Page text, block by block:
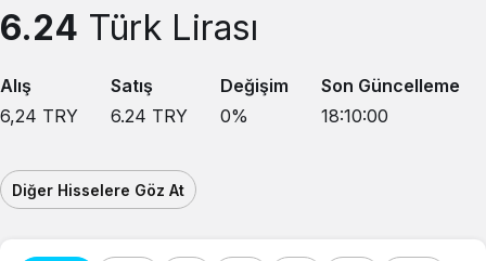
6.24 Türk Lirası
Alış
6,24 TRY
Satış
6.24 TRY
Değişim
0%
Son Güncelleme
18:10:00
Diğer Hisselere Göz At